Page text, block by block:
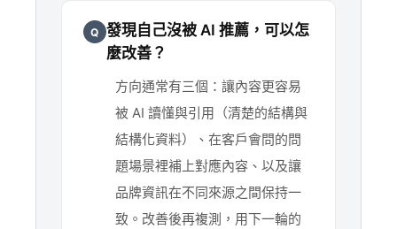
Q 發現自己沒被 AI 推薦，可以怎
麼改善？
方向通常有三個：讓內容更容易
被 AI 讀懂與引用（清楚的結構與
結構化資料）、在客戶會問的問
題場景裡補上對應內容、以及讓
品牌資訊在不同來源之間保持一
致。改善後再複測，用下一輪的